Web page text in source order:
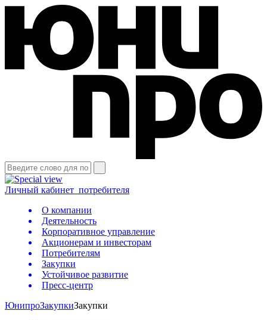
Личный кабинет потребителя
О компании
Деятельность
Корпоративное управление
Акционерам и инвесторам
Потребителям
Закупки
Устойчивое развитие
Пресс-центр
ЮнипроЗакупкиЗакупки